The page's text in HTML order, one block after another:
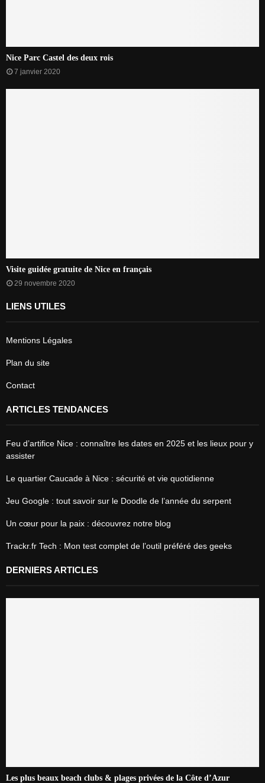
Nice Parc Castel des deux rois
7 janvier 2020
Visite guidée gratuite de Nice en français
29 novembre 2020
LIENS UTILES
Mentions Légales
Plan du site
Contact
ARTICLES TENDANCES
Feu d’artifice Nice : connaître les dates en 2025 et les lieux pour y
assister
Le quartier Caucade à Nice : sécurité et vie quotidienne
Jeu Google : tout savoir sur le Doodle de l’année du serpent
Un cœur pour la paix : découvrez notre blog
Trackr.fr Tech : Mon test complet de l’outil préféré des geeks
DERNIERS ARTICLES
Les plus beaux beach clubs & plages privées de la Côte d’Azur